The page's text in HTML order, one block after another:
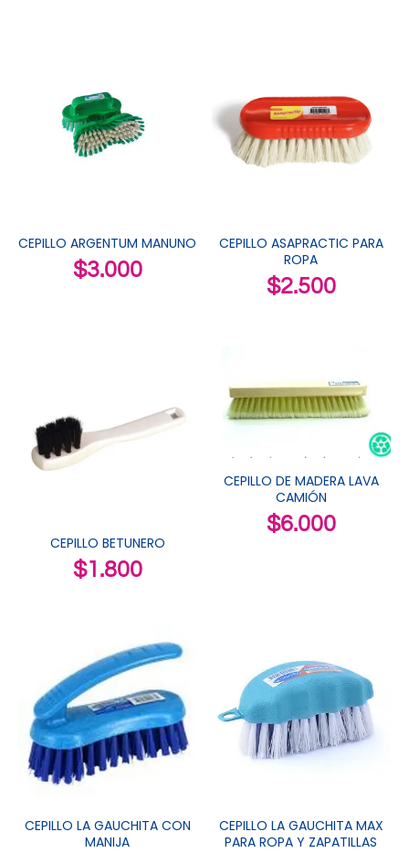
CEPILLO ARGENTUM MANUNO
$3.000
CEPILLO ASAPRACTIC PARA
ROPA
$2.500
CEPILLO BETUNERO
$1.800
CEPILLO DE MADERA LAVA
CAMIÓN
$6.000
CEPILLO LA GAUCHITA CON
MANIJA
CEPILLO LA GAUCHITA MAX
PARA ROPA Y ZAPATILLAS